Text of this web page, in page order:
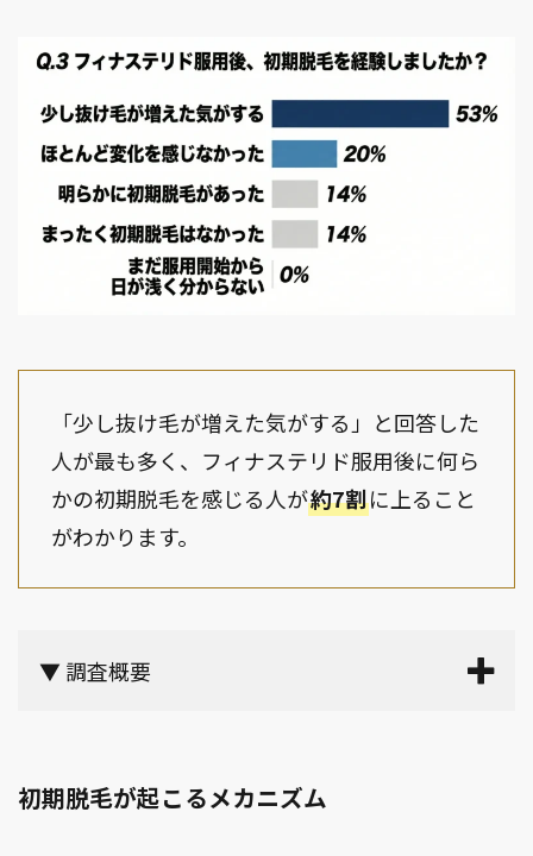
「少し抜け毛が増えた気がする」と回答した
人が最も多く、フィナステリド服用後に何ら
かの初期脱毛を感じる人が約7割に上ること
がわかります。
▼ 調査概要
初期脱毛が起こるメカニズム